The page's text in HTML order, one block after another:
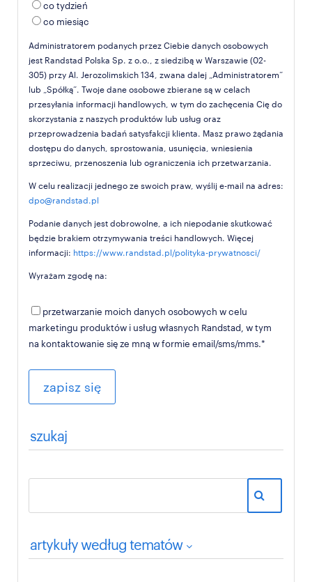
co tydzień
co miesiąc
Administratorem podanych przez Ciebie danych osobowych
jest Randstad Polska Sp. z o.o., z siedzibą w Warszawie (02-
305) przy Al. Jerozolimskich 134, zwana dalej „Administratorem”
lub „Spółką”. Twoje dane osobowe zbierane są w celach
przesyłania informacji handlowych, w tym do zachęcenia Cię do
skorzystania z naszych produktów lub usług oraz
przeprowadzenia badań satysfakcji klienta. Masz prawo żądania
dostępu do danych, sprostowania, usunięcia, wniesienia
sprzeciwu, przenoszenia lub ograniczenia ich przetwarzania.
W celu realizacji jednego ze swoich praw, wyślij e-mail na adres:
dpo@randstad.pl
Podanie danych jest dobrowolne, a ich niepodanie skutkować
będzie brakiem otrzymywania treści handlowych. Więcej
informacji: https://www.randstad.pl/polityka-prywatnosci/
Wyrażam zgodę na:
przetwarzanie moich danych osobowych w celu
marketingu produktów i usług własnych Randstad, w tym
na kontaktowanie się ze mną w formie email/sms/mms.*
szukaj
artykuły według tematów